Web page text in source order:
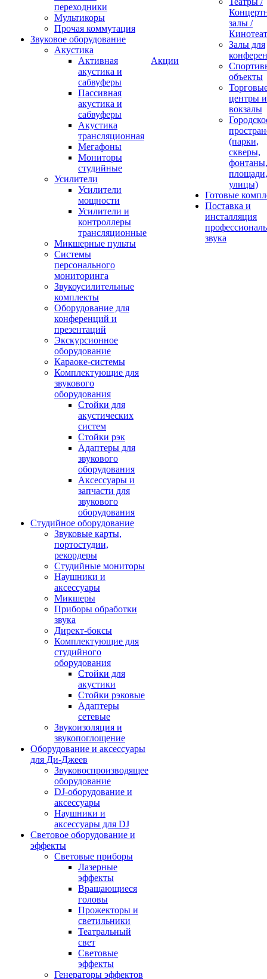
переходники
Мультикоры
Прочая коммутация
Звуковое оборудование
Акустика
Активная
акустика и
сабвуферы
Пассивная
акустика и
сабвуферы
Акустика
трансляционная
Мегафоны
Мониторы
студийные
Усилители
Усилители
мощности
Усилители и
контроллеры
трансляционные
Микшерные пульты
Системы
персонального
мониторинга
Звукоусилительные
комплекты
Оборудование для
конференций и
презентаций
Экскурсионное
оборудование
Караоке-системы
Комплектующие для
звукового
оборудования
Стойки для
акустических
систем
Стойки рэк
Адаптеры для
звукового
оборудования
Аксессуары и
запчасти для
звукового
оборудования
Студийное оборудование
Звуковые карты,
портостудии,
рекордеры
Студийные мониторы
Наушники и
аксессуары
Микшеры
Приборы обработки
звука
Директ-боксы
Комплектующие для
студийного
оборудования
Стойки для
акустики
Стойки рэковые
Адаптеры
сетевые
Звукоизоляция и
звукопоглощение
Оборудование и аксессуары
для Ди-Джеев
Звуковоспроизводящее
оборудование
DJ-оборудование и
аксессуары
Наушники и
аксессуары для DJ
Световое оборудование и
эффекты
Световые приборы
Лазерные
эффекты
Вращающиеся
головы
Прожекторы и
светильники
Театральный
свет
Световые
эффекты
Генераторы эффектов
Акции
залы /
Залы для
объекты
центры и
вокзалы
(парки,
скверы,
фонтаны,
площади,
улицы)
Готовые
Поставка и
инсталляция
звука